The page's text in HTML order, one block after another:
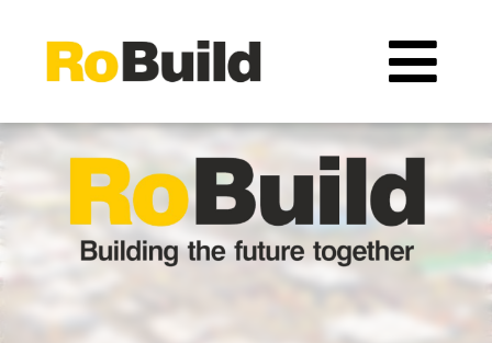
content
Locație
Organizatori